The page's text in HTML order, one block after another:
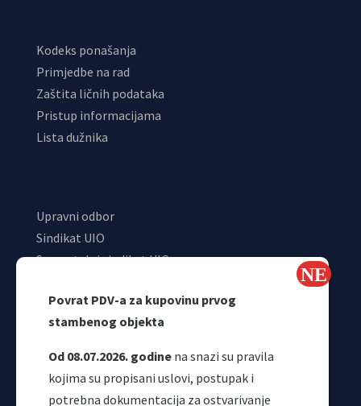
Povrat PDV-a za kupovinu prvog
stambenog objekta
Od 08.07.2026. godine na snazi su pravila
kojima su propisani uslovi, postupak i
potrebna dokumentacija za ostvarivanje
Kodeks ponašanja
Primjedbe na rad
Zaštita ličnih podataka
Pristup informacijama
Lista dužnika
Upravni odbor
Sindikat UIO
Samostalni sindikat UIO
Odjeljenje za makroekonomsku analizu